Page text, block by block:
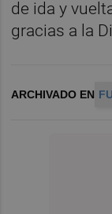
de ida y
gracias a la
ARCHIVADO EN